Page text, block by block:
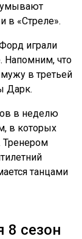
в «Стреле».
играли
Напомним, что
в третьей
Дарк.
в неделю
в которых
Тренером
танцами
8 сезон